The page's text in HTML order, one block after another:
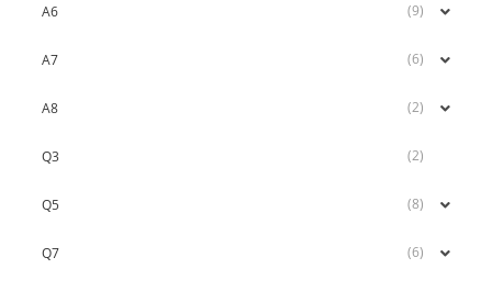
A6 (9)
A7 (6)
A8 (2)
Q3 (2)
Q5 (8)
Q7 (6)